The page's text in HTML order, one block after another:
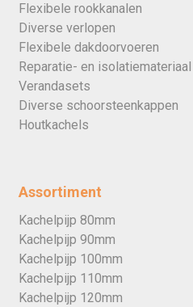
Flexibele rookkanalen
Diverse verlopen
Flexibele dakdoorvoeren
Reparatie- en isolatiemateriaal
Verandasets
Diverse schoorsteenkappen
Houtkachels
Assortiment
Kachelpijp 80mm
Kachelpijp 90mm
Kachelpijp 100mm
Kachelpijp 110mm
Kachelpijp 120mm